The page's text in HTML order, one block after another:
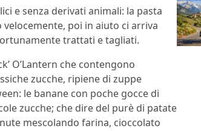
e senza derivati animali: la pasta
poi in aiuto ci arriva
trattati e tagliati.
O’Lantern che contengono
zucche, ripiene di zuppe
le banane con poche gocce di
zucche; che dire del purè di patate
mescolando farina, cioccolato